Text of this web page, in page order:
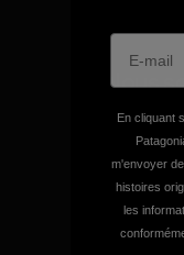
Nous
En cliquant
m'envoyer
histoires
les